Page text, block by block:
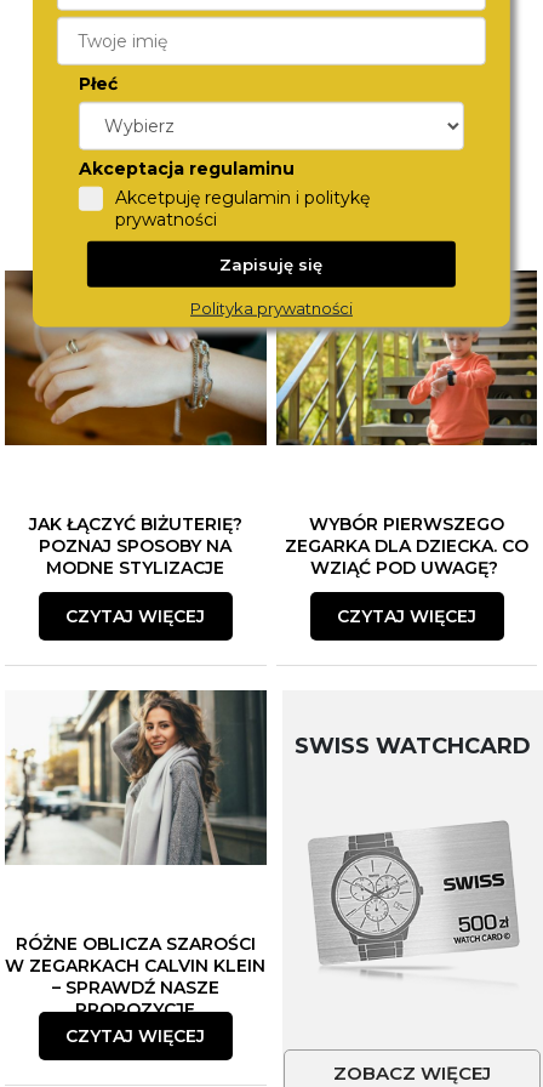
OCGSG-O82
590,-
STWGSG-ST04
JAK ŁĄCZYĆ BIŻUTERIĘ?
POZNAJ SPOSOBY NA
MODNE STYLIZACJE
CZYTAJ WIĘCEJ
WYBÓR PIERWSZEGO
ZEGARKA DLA DZIECKA. CO
WZIĄĆ POD UWAGĘ?
CZYTAJ WIĘCEJ
RÓŻNE OBLICZA SZAROŚCI
W ZEGARKACH CALVIN KLEIN
– SPRAWDŹ NASZE
PROPOZYCJE
CZYTAJ WIĘCEJ
SWISS WATCHCARD
ZOBACZ WIĘCEJ
Płeć
Akceptacja regulaminu
Akcetpuję regulamin i politykę
prywatności
Zapisuję się
Polityka prywatności